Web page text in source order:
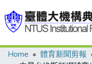
Communities &
Home 體育新聞剪報